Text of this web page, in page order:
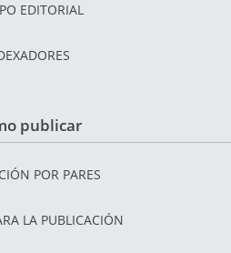
EDITORIAL
publicar
POR PARES
LA PUBLICACIÓN